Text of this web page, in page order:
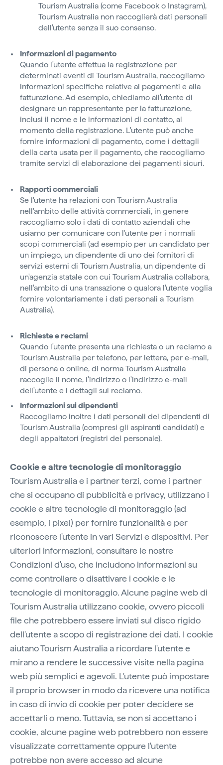
Tourism Australia (come Facebook o Instagram),
Tourism Australia non raccoglierà dati personali
dell'utente senza il suo consenso.
Informazioni di pagamento
Quando l'utente effettua la registrazione per
determinati eventi di Tourism Australia, raccogliamo
informazioni specifiche relative ai pagamenti e alla
fatturazione. Ad esempio, chiediamo all'utente di
designare un rappresentante per la fatturazione,
inclusi il nome e le informazioni di contatto, al
momento della registrazione. L'utente può anche
fornire informazioni di pagamento, come i dettagli
della carta usata per il pagamento, che raccogliamo
tramite servizi di elaborazione dei pagamenti sicuri.
Rapporti commerciali
Se l'utente ha relazioni con Tourism Australia
nell'ambito delle attività commerciali, in genere
raccogliamo solo i dati di contatto aziendali che
usiamo per comunicare con l'utente per i normali
scopi commerciali (ad esempio per un candidato per
un impiego, un dipendente di uno dei fornitori di
servizi esterni di Tourism Australia, un dipendente di
un'agenzia statale con cui Tourism Australia collabora,
nell'ambito di una transazione o qualora l'utente voglia
fornire volontariamente i dati personali a Tourism
Australia).
Richieste e reclami
Quando l'utente presenta una richiesta o un reclamo a
Tourism Australia per telefono, per lettera, per e-mail,
di persona o online, di norma Tourism Australia
raccoglie il nome, l'indirizzo o l'indirizzo e-mail
dell'utente e i dettagli sul reclamo.
Informazioni sui dipendenti
Raccogliamo inoltre i dati personali dei dipendenti di
Tourism Australia (compresi gli aspiranti candidati) e
degli appaltatori (registri del personale).
Cookie e altre tecnologie di monitoraggio
Tourism Australia e i partner terzi, come i partner
che si occupano di pubblicità e privacy, utilizzano i
cookie e altre tecnologie di monitoraggio (ad
esempio, i pixel) per fornire funzionalità e per
riconoscere l'utente in vari Servizi e dispositivi. Per
ulteriori informazioni, consultare le nostre
Condizioni d'uso, che includono informazioni su
come controllare o disattivare i cookie e le
tecnologie di monitoraggio. Alcune pagine web di
Tourism Australia utilizzano cookie, ovvero piccoli
file che potrebbero essere inviati sul disco rigido
dell'utente a scopo di registrazione dei dati. I cookie
aiutano Tourism Australia a ricordare l'utente e
mirano a rendere le successive visite nella pagina
web più semplici e agevoli. L'utente può impostare
il proprio browser in modo da ricevere una notifica
in caso di invio di cookie per poter decidere se
accettarli o meno. Tuttavia, se non si accettano i
cookie, alcune pagine web potrebbero non essere
visualizzate correttamente oppure l'utente
potrebbe non avere accesso ad alcune